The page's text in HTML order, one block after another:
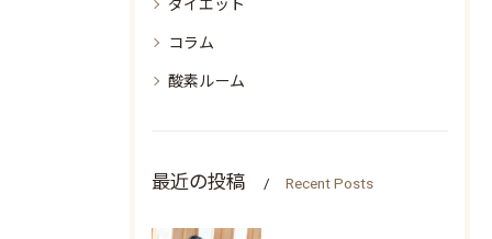
ダイエット
コラム
酸素ルーム
最近の投稿 Recent Posts